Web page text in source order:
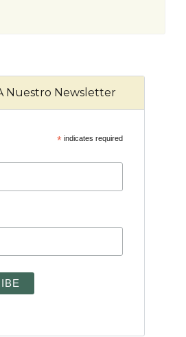
Nuestro Newsletter
*indicates required